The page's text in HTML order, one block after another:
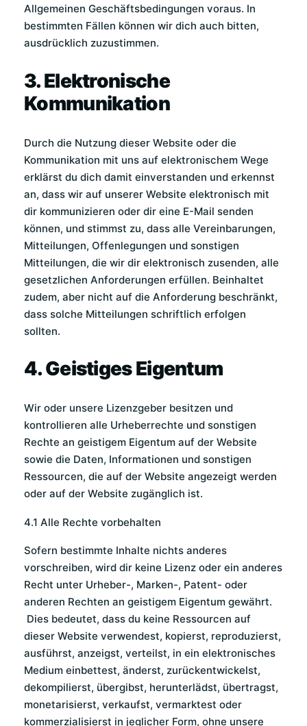
Allgemeinen Geschäftsbedingungen voraus. In
bestimmten Fällen können wir dich auch bitten,
ausdrücklich zuzustimmen.
3. Elektronische
Kommunikation
Durch die Nutzung dieser Website oder die
Kommunikation mit uns auf elektronischem Wege
erklärst du dich damit einverstanden und erkennst
an, dass wir auf unserer Website elektronisch mit
dir kommunizieren oder dir eine E-Mail senden
können, und stimmst zu, dass alle Vereinbarungen,
Mitteilungen, Offenlegungen und sonstigen
Mitteilungen, die wir dir elektronisch zusenden, alle
gesetzlichen Anforderungen erfüllen. Beinhaltet
zudem, aber nicht auf die Anforderung beschränkt,
dass solche Mitteilungen schriftlich erfolgen
sollten.
4. Geistiges Eigentum
Wir oder unsere Lizenzgeber besitzen und
kontrollieren alle Urheberrechte und sonstigen
Rechte an geistigem Eigentum auf der Website
sowie die Daten, Informationen und sonstigen
Ressourcen, die auf der Website angezeigt werden
oder auf der Website zugänglich ist.
4.1 Alle Rechte vorbehalten
Sofern bestimmte Inhalte nichts anderes
vorschreiben, wird dir keine Lizenz oder ein anderes
Recht unter Urheber-, Marken-, Patent- oder
anderen Rechten an geistigem Eigentum gewährt.
Dies bedeutet, dass du keine Ressourcen auf
dieser Website verwendest, kopierst, reproduzierst,
ausführst, anzeigst, verteilst, in ein elektronisches
Medium einbettest, änderst, zurückentwickelst,
dekompilierst, übergibst, herunterlädst, übertragst,
monetarisierst, verkaufst, vermarktest oder
kommerzialisierst in jeglicher Form, ohne unsere